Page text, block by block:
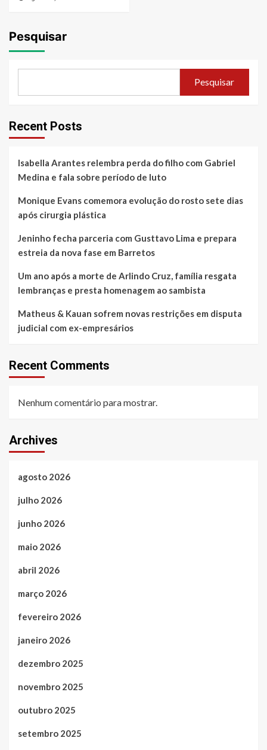
Pesquisar
Pesquisar
Recent Posts
Isabella Arantes relembra perda do filho com Gabriel
Medina e fala sobre período de luto
Monique Evans comemora evolução do rosto sete dias
após cirurgia plástica
Jeninho fecha parceria com Gusttavo Lima e prepara
estreia da nova fase em Barretos
Um ano após a morte de Arlindo Cruz, família resgata
lembranças e presta homenagem ao sambista
Matheus & Kauan sofrem novas restrições em disputa
judicial com ex-empresários
Recent Comments
Nenhum comentário para mostrar.
Archives
agosto 2026
julho 2026
junho 2026
maio 2026
abril 2026
março 2026
fevereiro 2026
janeiro 2026
dezembro 2025
novembro 2025
outubro 2025
setembro 2025